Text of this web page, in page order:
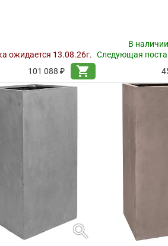
ожидается 13.08.26г.
101 088 ₽
shopping_cart
В
Следующая
search